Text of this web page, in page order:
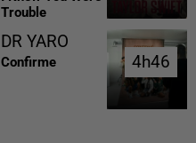
Trouble
DR YARO
Confirme 4h46
4h46